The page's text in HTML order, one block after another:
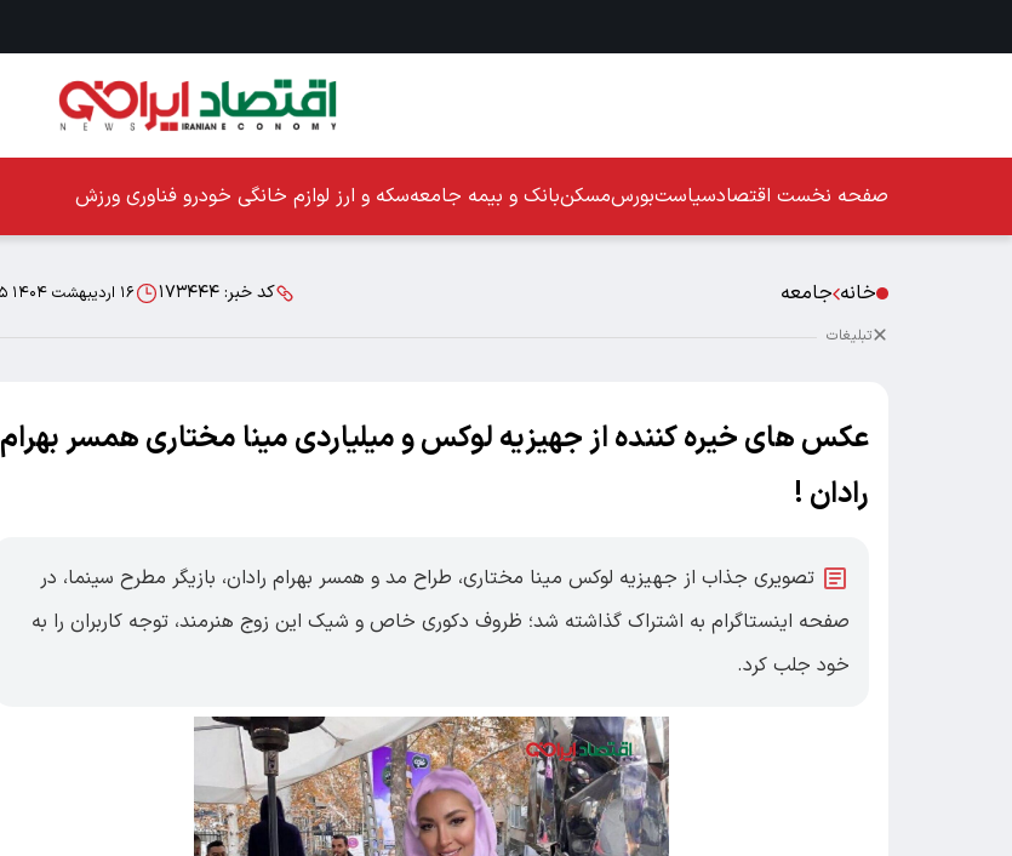
صفحه نخست اقتصادسیاستبورسمسکنبانک و بیمه جامعهسکه و ارز لوازم خانگی خودرو فناوری ورزش
خانه جامعه کد خبر: ۱۷۳۴۴۴ ۱۶ اردیبهشت ۱۴۰۴ ۰۵:۱۵
تبلیغات
عکس های خیره کننده از جهیزیه لوکس و میلیاردی مینا مختاری همسر بهرام
رادان !
تصویری جذاب از جهیزیه لوکس مینا مختاری، طراح مد و همسر بهرام رادان، بازیگر مطرح سینما، در
صفحه اینستاگرام به اشتراک گذاشته شد؛ ظروف دکوری خاص و شیک این زوج هنرمند، توجه کاربران را به
خود جلب کرد.